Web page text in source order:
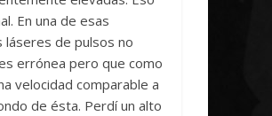
En una de esas
láseres de pulsos no
errónea pero que como
velocidad comparable a
de ésta. Perdí un alto